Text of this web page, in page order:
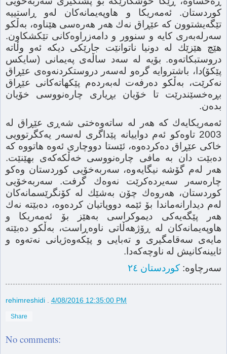
كوردستان. ئەمەریكا و هاوپەیمانەكان لەو ڕاستییە
تێگەیشتوون كە عێڕاق نەك هەر هەرەسی هێناوە، بەڵكو
سەرلەبەری كایە و سنوور و دامەزراوەكانی تێكشكاون.
هێچ هێزێك لە دونیا ناتوانێت جارێكی دیكە ئەو وڵاتە
دروستبكاتەوە. بۆیە لە سەد ساڵەی پەیمانی (سایكس
پێكۆ)دا، باشتروایە گرەو لەسەر دروستكردنەوەی عێڕاق
نەكرێت، بەڵكو دەرفەت لەبەردەم پێكهاتەكانی عێڕاق
بڕەخسێندرێت تا خۆیان بڕیاری چارەنووسی خۆیان
بدەن.
ئەمەریكایەك كە هەر لە ساتەوەختی شەڕی عێڕاق لە
2003 تاوەكو ئەم دواییانە پێداگری لەسەر یەكگرتوویی
خاكی عێڕاق دەكردەوە، ئێستا دووچاری ئەوە هاتووە كە
دەبێت دان بە مافی چارەنووسی خەڵكەكەی بهێنێت.
هەر لەم گۆشە نیگایەوە، سەربەخۆیی كوردستان وەكو
چارەسەر سەیردەكرێت نەوەك گرفت. سەربەخۆیی
كوردستان، هەروەك چۆن بەشێك لە كۆنگرێسمانەكان
لەم دیدارانەماندا بۆ ئێمە دووپاتیان كردەوە، دەبێتە نەك
هەر پێگەیەكی دیموكراسی بەهێز بۆ ئەمەریكا و
هاوپەیمانەكان لە ڕۆژهەڵاتی ناوەڕاست، بەڵكو دەبێتە
مایەی سەقامگیری و تەبایی و پێكەوەژیانی نەتەوە و
ئایینەكانیش لە ناوچەكەدا.
سەرچاوە: کوردستان ٢٤
rehimreshidi 4/08/2016 12:35:00 PM
Share
No comments: